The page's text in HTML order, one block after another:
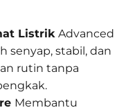
Listrik Advanced
senyap, stabil, dan
rutin tanpa
Membantu